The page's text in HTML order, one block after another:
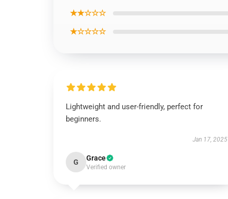
★★☆☆☆
★☆☆☆☆
Lightweight and user-friendly, perfect for
beginners.
Jan 17, 2025
G Grace
Verified owner